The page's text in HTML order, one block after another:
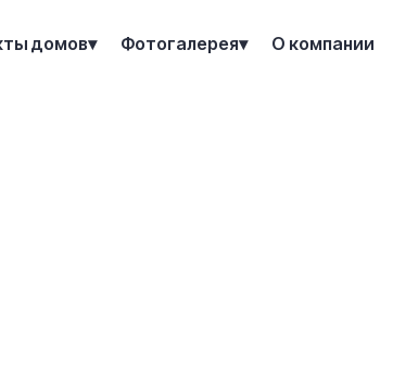
домов Фотогалерея О компании